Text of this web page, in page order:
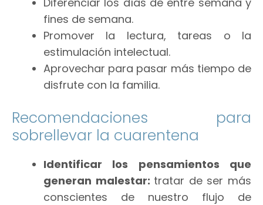
fines de semana.
Promover la lectura, tareas o la
estimulación intelectual.
Aprovechar para pasar más tiempo de
disfrute con la familia.
Recomendaciones para
sobrellevar la cuarentena
Identificar los pensamientos que
generan malestar: tratar de ser más
conscientes de nuestro flujo de